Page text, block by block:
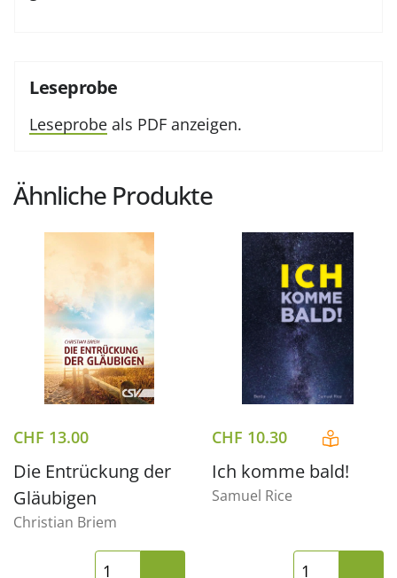
Leseprobe
Leseprobe als PDF anzeigen.
Ähnliche Produkte
CHF 13.00
Die Entrückung der
Gläubigen
Christian Briem
CHF 10.30
Ich komme bald!
Samuel Rice